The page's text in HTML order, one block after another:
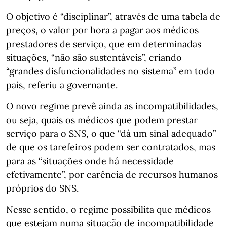
O objetivo é “disciplinar”, através de uma tabela de
preços, o valor por hora a pagar aos médicos
prestadores de serviço, que em determinadas
situações, “não são sustentáveis”, criando
“grandes disfuncionalidades no sistema” em todo
país, referiu a governante.
O novo regime prevê ainda as incompatibilidades,
ou seja, quais os médicos que podem prestar
serviço para o SNS, o que “dá um sinal adequado”
de que os tarefeiros podem ser contratados, mas
para as “situações onde há necessidade
efetivamente”, por carência de recursos humanos
próprios do SNS.
Nesse sentido, o regime possibilita que médicos
que estejam numa situação de incompatibilidade